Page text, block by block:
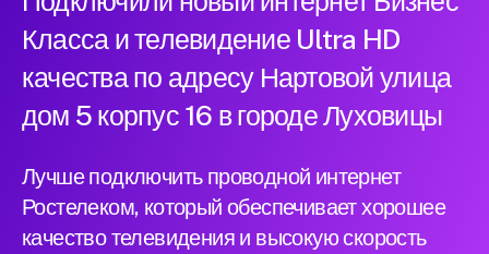
Класса и телевидение Ultra HD
качества по адресу Нартовой улица
дом 5 корпус 16 в городе Луховицы
Лучше подключить проводной интернет
Ростелеком, который обеспечивает хорошее
качество телевидения и высокую скорость